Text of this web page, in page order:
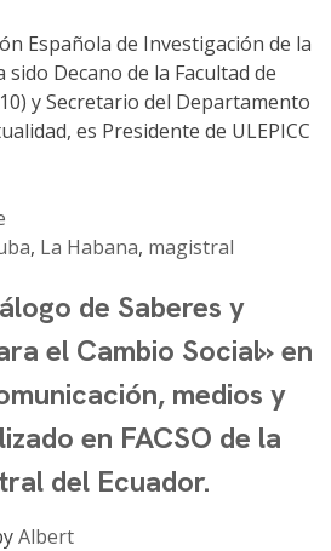
Española de Investigación de la
sido Decano de la Facultad de
y Secretario del Departamento
es Presidente de ULEPICC
, La Habana, magistral
de Saberes y
el Cambio Social» en
medios y
en FACSO de la
del Ecuador.
Albert